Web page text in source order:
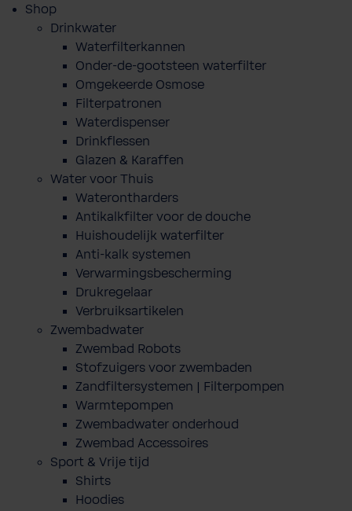
Shop
Drinkwater
Waterfilterkannen
Onder-de-gootsteen waterfilter
Omgekeerde Osmose
Filterpatronen
Waterdispenser
Drinkflessen
Glazen & Karaffen
Water voor Thuis
Waterontharders
Antikalkfilter voor de douche
Huishoudelijk waterfilter
Anti-kalk systemen
Verwarmingsbescherming
Drukregelaar
Verbruiksartikelen
Zwembadwater
Zwembad Robots
Stofzuigers voor zwembaden
Zandfiltersystemen | Filterpompen
Warmtepompen
Zwembadwater onderhoud
Zwembad Accessoires
Sport & Vrije tijd
Shirts
Hoodies